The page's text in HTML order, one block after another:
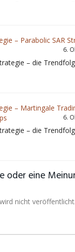
– Parabolic SAR
6.
– die
– Martingale
6.
– die
oder eine
nicht